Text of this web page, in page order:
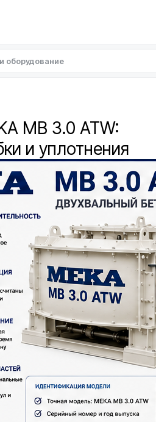
MB 3.0 ATW:
и уплотнения